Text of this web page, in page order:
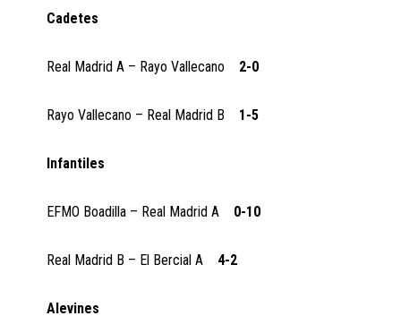
Cadetes
Real Madrid A – Rayo Vallecano 2-0
Rayo Vallecano – Real Madrid B 1-5
Infantiles
EFMO Boadilla – Real Madrid A 0-10
Real Madrid B – El Bercial A 4-2
Alevines